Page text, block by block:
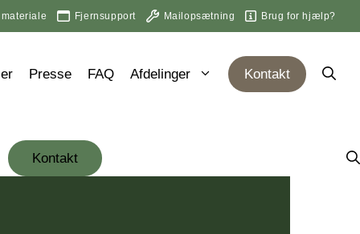
Fjernsupport Mailopsætning Brug for hjælp?
Presse FAQ Afdelinger Kontakt
Kontakt